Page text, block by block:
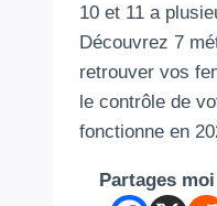
10 et 11 a
Découvrez 7
retrouver vos
le contrôle de
fonctionne en
Partages